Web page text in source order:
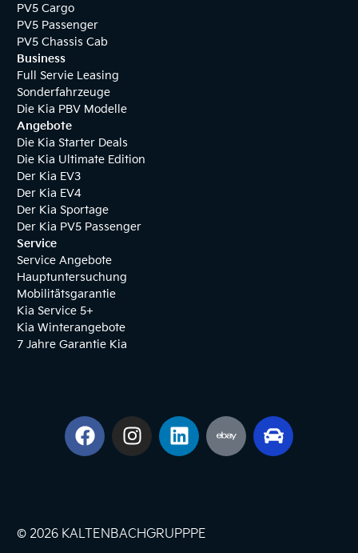
PV5 Cargo
PV5 Passenger
PV5 Chassis Cab
Business
Full Servie Leasing
Sonderfahrzeuge
Die Kia PBV Modelle
Angebote
Die Kia Starter Deals
Die Kia Ultimate Edition
Der Kia EV3
Der Kia EV4
Der Kia Sportage
Der Kia PV5 Passenger
Service
Service Angebote
Hauptuntersuchung
Mobilitätsgarantie
Kia Service 5+
Kia Winterangebote
7 Jahre Garantie Kia
© 2026 KALTENBACHGRUPPPE